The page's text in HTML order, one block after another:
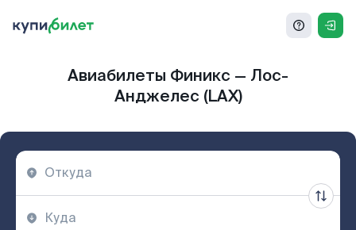
Авиабилеты Финикс — Лос-
Анджелес (LAX)